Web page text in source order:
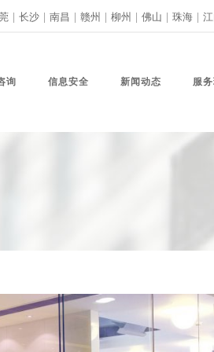
| 长沙 | 南昌 | 赣州 | 柳州 | 佛山 | 珠海 |
询 信息安全 新闻动态 服